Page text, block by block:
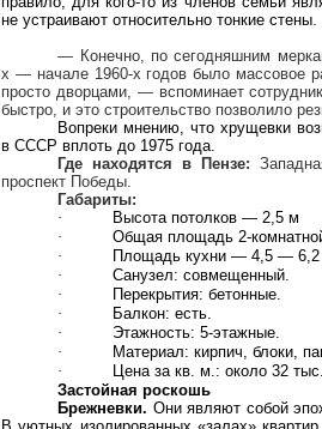
не устраивают относительно тонкие стены.
— Конечно, по сегодняшним
х — начале 1960-х годов было массовое
просто дворцами, — вспоминает
быстро, и это строительство позволило
Вопреки мнению, что хрущевки
в СССР вплоть до 1975 года.
Где находятся в Пензе:
проспект Победы.
Габариты:
·
Высота потолков —2,5 м
·
Общая площадь 2-
·
Площадь кухни — 4,5 —
·
Санузел: совмещенный.
·
Перекрытия: бетонные.
·
Балкон: есть.
·
Этажность: 5-этажные.
·
Материал: кирпич, блоки,
·
Цена за кв. м.: около 32
Застойная роскошь
Брежневки. Они являют собой